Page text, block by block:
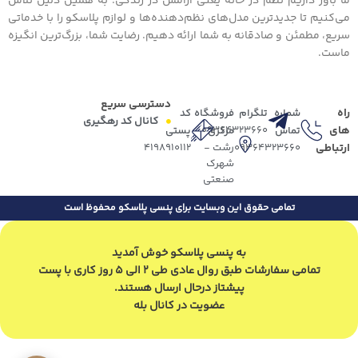
می‌کنیم تا جدیدترین مدل‌های نظم‌دهنده‌ها و لوازم پلاسکو را با خدماتی
سریع، مطمئن و صادقانه به شما ارائه دهیم. رضایت شما، بزرگ‌ترین انگیزه
ماست.
دسترسی سریع
کانال کد رهگیری
راه
های
ارتباطی
شماره
تماس
09364323660
تلگرام
09364323660
فروشگاه
مرکزی
رشت -
شهرک
صنعتی
کد
پستی
4198910112
تمامی حقوق این وبسایت برای پنسی پلاسکو محفوظ است
به پنسی پلاسکو خوش آمدید
تمامی سفارشات طبق روال عادی طی 2 الی 5 روز کاری با پست
پیشتاز درحال ارسال هستند.
عضویت در کانال بله